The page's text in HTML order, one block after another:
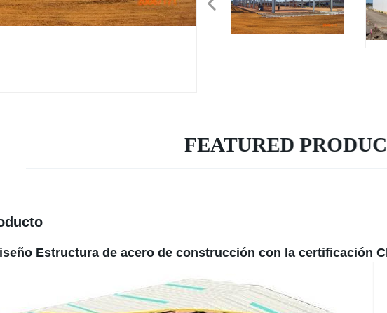
FEATURED
Estructura de acero de construcción con la certificación